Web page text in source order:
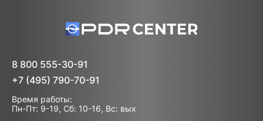
8 800 555-30-91
+7 (495) 790-70-91
Время работы:
Пн-Пт: 9-19, Сб: 10-16, Вс: вых